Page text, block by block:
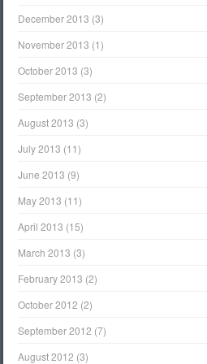
December 2013 (3)
November 2013 (1)
October 2013 (3)
September 2013 (2)
August 2013 (3)
July 2013 (11)
June 2013 (9)
May 2013 (11)
April 2013 (15)
March 2013 (3)
February 2013 (2)
October 2012 (2)
September 2012 (7)
August 2012 (3)